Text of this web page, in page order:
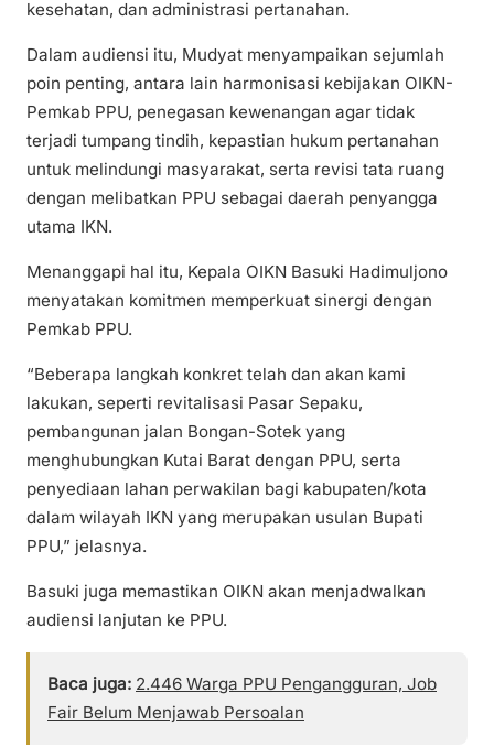
kesehatan, dan administrasi pertanahan.
Dalam audiensi itu, Mudyat menyampaikan sejumlah
poin penting, antara lain harmonisasi kebijakan OIKN-
Pemkab PPU, penegasan kewenangan agar tidak
terjadi tumpang tindih, kepastian hukum pertanahan
untuk melindungi masyarakat, serta revisi tata ruang
dengan melibatkan PPU sebagai daerah penyangga
utama IKN.
Menanggapi hal itu, Kepala OIKN Basuki Hadimuljono
menyatakan komitmen memperkuat sinergi dengan
Pemkab PPU.
“Beberapa langkah konkret telah dan akan kami
lakukan, seperti revitalisasi Pasar Sepaku,
pembangunan jalan Bongan-Sotek yang
menghubungkan Kutai Barat dengan PPU, serta
penyediaan lahan perwakilan bagi kabupaten/kota
dalam wilayah IKN yang merupakan usulan Bupati
PPU,” jelasnya.
Basuki juga memastikan OIKN akan menjadwalkan
audiensi lanjutan ke PPU.
Baca juga: 2.446 Warga PPU Pengangguran, Job
Fair Belum Menjawab Persoalan